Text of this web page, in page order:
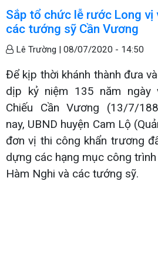
Sắp tổ chức lễ rước Long vị
các tướng sỹ Cần Vương
Lê Trường | 08/07/2020 - 14:50
Để kịp thời khánh thành đưa
dịp kỷ niệm 135 năm ngày
Chiếu Cần Vương (13/7/
nay, UBND huyện Cam Lộ
đơn vị thi công khẩn trương
dựng các hạng mục công
Hàm Nghi và các tướng sỹ.